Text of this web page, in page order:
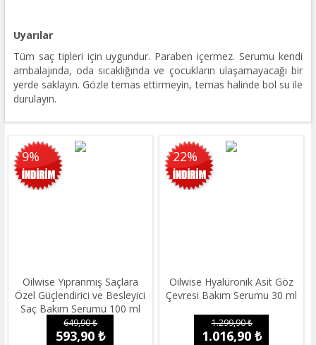
Uyarılar
Tüm saç tipleri için uygundur. Paraben içermez. Serumu kendi
ambalajında, oda sıcaklığında ve çocukların ulaşamayacağı bir
yerde saklayın. Gözle temas ettirmeyin, temas halinde bol su ile
durulayın.
9%
Oilwise Yıpranmış Saçlara
Özel Güçlendirici ve Besleyici
Saç Bakım Serumu 100 ml
649,90 ₺
593,90 ₺
22%
Oilwise Hyalüronik Asit Göz
Çevresi Bakım Serumu 30 ml
1.299,90 ₺
1.016,90 ₺